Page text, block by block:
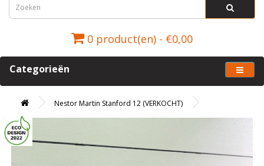
0 product(en) - €0,00
Categorieën
Nestor Martin Stanford 12 (VERKOCHT)